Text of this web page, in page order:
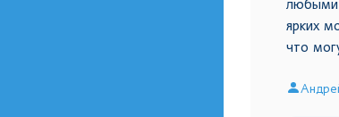
любыми
ярких
что